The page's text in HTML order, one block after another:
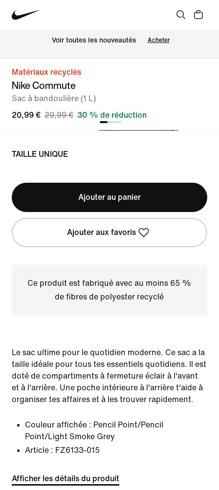
Voir toutes les nouveautés Acheter
Matériaux recyclés
Nike Commute
Sac à bandoulière (1 L)
20,99 € 29,99 € 30 % de réduction
TAILLE UNIQUE
Ajouter au panier
Ajouter aux favoris
Ce produit est fabriqué avec au moins 65 %
de fibres de polyester recyclé
Le sac ultime pour le quotidien moderne. Ce sac a la
taille idéale pour tous tes essentiels quotidiens. Il est
doté de compartiments à fermeture éclair à l'avant
et à l'arrière. Une poche intérieure à l'arrière t'aide à
organiser tes affaires et à les trouver rapidement.
Couleur affichée : Pencil Point/Pencil
Point/Light Smoke Grey
Article : FZ6133-015
Afficher les détails du produit